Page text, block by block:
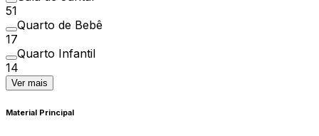
51
Quarto de Bebê
17
Quarto Infantil
14
Ver mais
Material Principal